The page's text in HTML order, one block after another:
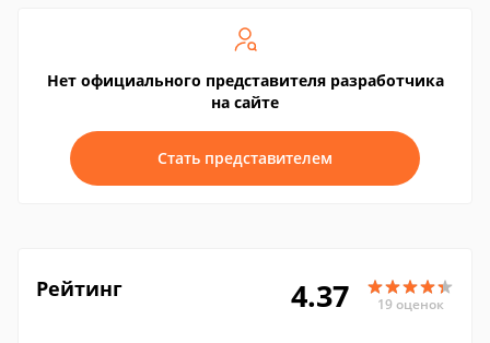
Нет официального представителя разработчика
на сайте
Стать представителем
Рейтинг 4.37 19 оценок